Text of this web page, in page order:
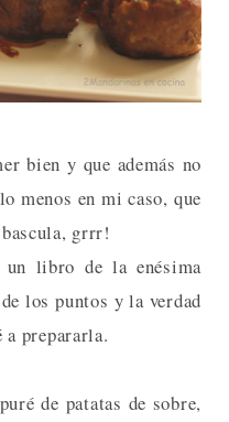
bien y que además no
menos en mi caso, que
grrr!
un libro de la enésima
los puntos y la verdad
a prepararla.
de patatas de sobre,